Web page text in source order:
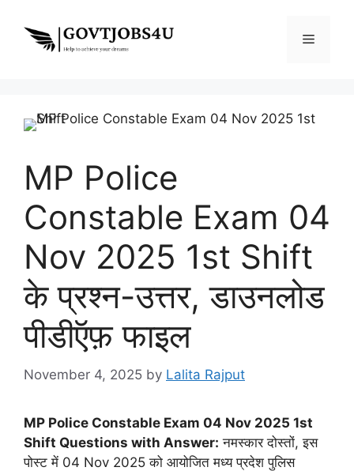
content
Menu
MP Police
Constable Exam 04
Nov 2025 1st Shift
के प्रश्न-उत्तर, डाउनलोड
पीडीऍफ़ फाइल
November 4, 2025 by Lalita Rajput
MP Police Constable Exam 04 Nov 2025 1st
Shift Questions with Answer: नमस्कार दोस्तों, इस
पोस्ट में 04 Nov 2025 को आयोजित मध्य प्रदेश पुलिस